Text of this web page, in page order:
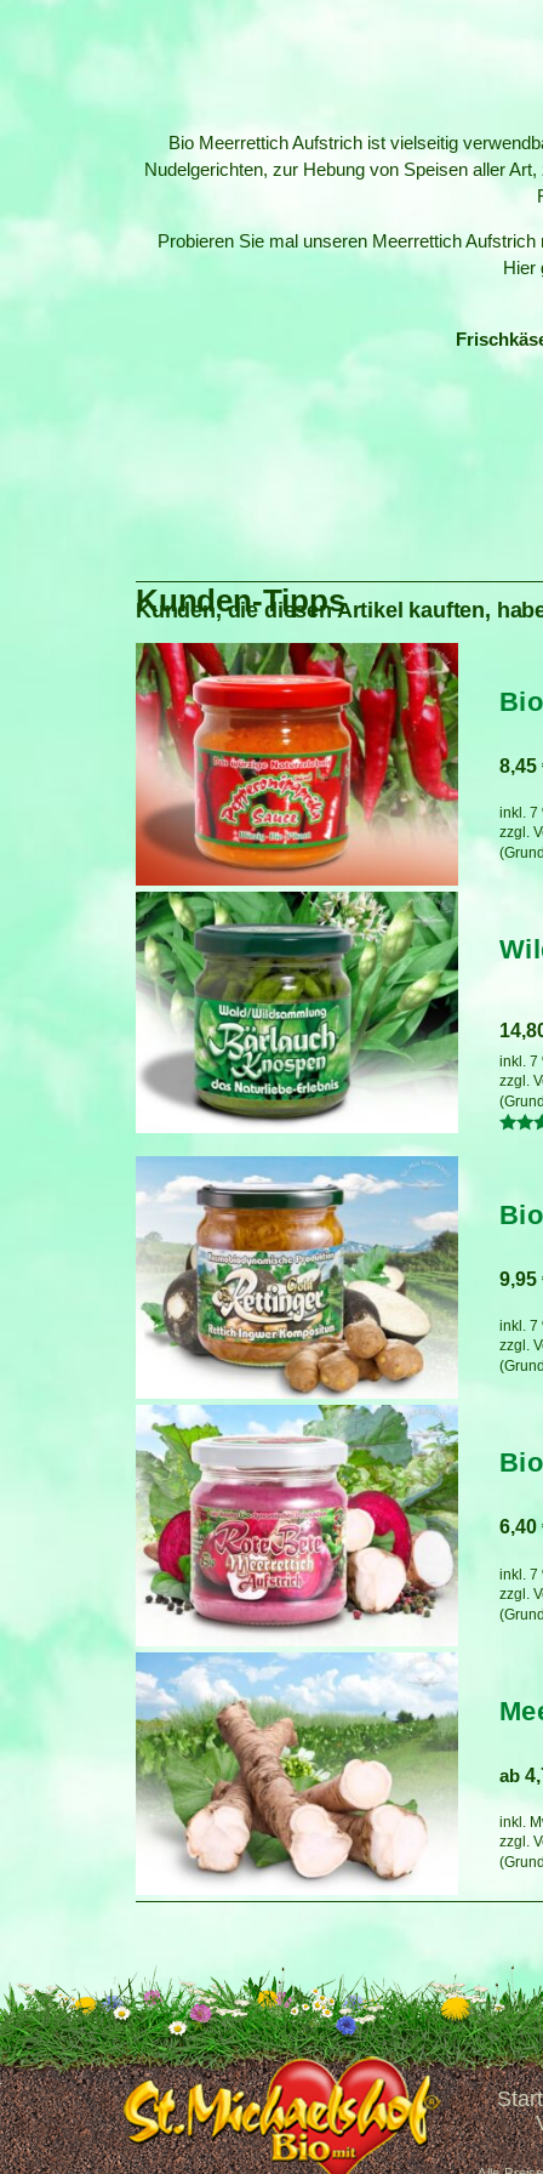
Bio Meerrettich Aufstrich ist vielseitig
Nudelgerichten, zur Hebung von Speisen aller
Probieren Sie mal unseren Meerrettich
Hier
Kunden-Tipps
Kunden, die diesen Artikel kauften,
8,45
inkl. 7
zzgl.
inkl. 7
zzgl.
9,95
inkl. 7
zzgl.
6,40
inkl. 7
zzgl.
ab
inkl.
zzgl.